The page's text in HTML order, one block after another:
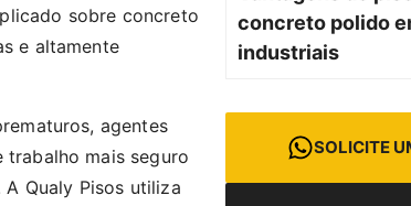
sobre concreto
e altamente
agentes
trabalho mais seguro
Qualy Pisos utiliza
concreto polido
industriais
SOLICITE